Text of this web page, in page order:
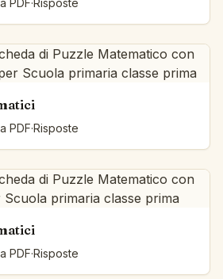
PDF·Risposte
PDF·Risposte
PDF·Risposte